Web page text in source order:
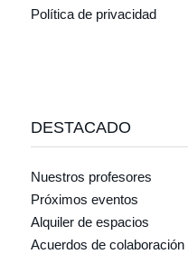
Política de privacidad
DESTACADO
Nuestros profesores
Próximos eventos
Alquiler de espacios
Acuerdos de colaboración